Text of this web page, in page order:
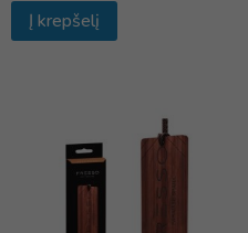
Į krepšelį